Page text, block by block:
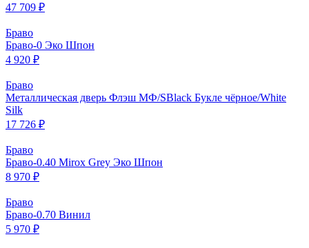
47 709 ₽
Браво
Браво-0 Эко Шпон
4 920 ₽
Браво
Металлическая дверь Флэш МФ/SBlack Букле чёрное/White
Silk
17 726 ₽
Браво
Браво-0.40 Mirox Grey Эко Шпон
8 970 ₽
Браво
Браво-0.70 Винил
5 970 ₽